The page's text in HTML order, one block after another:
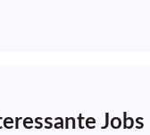
Jobs